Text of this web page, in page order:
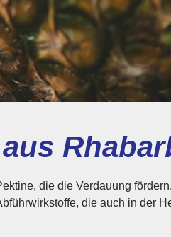
die auch in der